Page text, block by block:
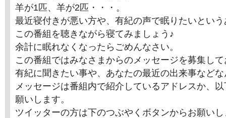
羊が1匹、羊が2匹・・・。
最近寝付きが悪い方や、有紀の声で眠りたいとい
この番組を聴きながら寝てみましょう♪
余計に眠れなくなったらごめんなさい。
この番組ではみなさまからのメッセージを募集し
有紀に聞きたい事や、あなたの最近の出来事など
メッセージは番組内で紹介しているアドレスか、
願いします。
ツイッターの方は下のつぶやくボタンからお願い